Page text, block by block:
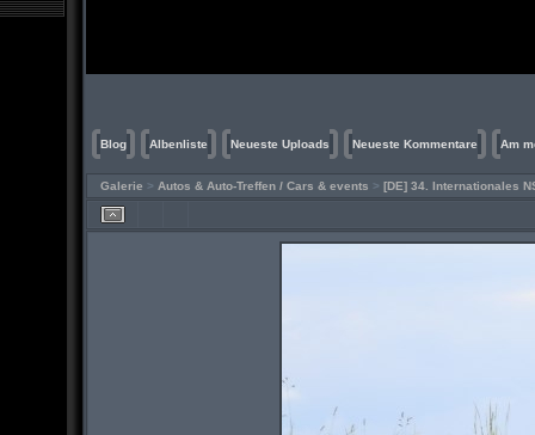
Blog Albenliste Neueste Uploads Neueste Kommentare Am
Galerie > Autos & Auto-Treffen / Cars & events > [DE] 34. Internationales